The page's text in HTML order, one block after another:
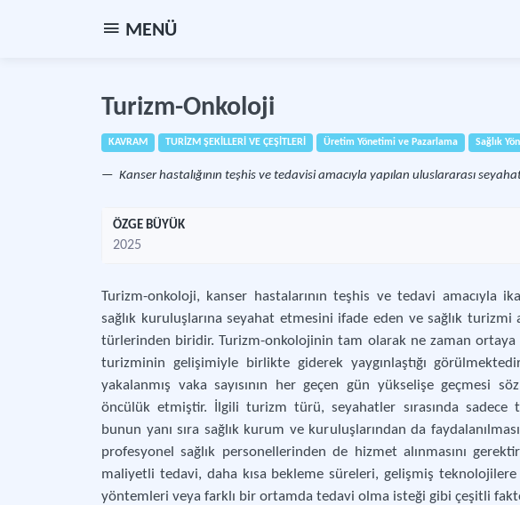
MENÜ
Turizm-Onkoloji
KAVRAM TURİZM ŞEKİLLERİ VE ÇEŞİTLERİ Üretim Yönetimi ve Pazarlama Sağlık
Kanser hastalığının teşhis ve tedavisi amacıyla yapılan uluslararası
ÖZGE BÜYÜK
2025
Turizm-onkoloji, kanser hastalarının teşhis ve tedavi amacıyla
sağlık kuruluşlarına seyahat etmesini ifade eden ve sağlık
türlerinden biridir. Turizm-onkolojinin tam olarak ne zaman ortaya
turizminin gelişimiyle birlikte giderek yaygınlaştığı
yakalanmış vaka sayısının her geçen gün yükselişe geçmesi
öncülük etmiştir. İlgili turizm türü, seyahatler sırasında sadece
bunun yanı sıra sağlık kurum ve kuruluşlarından da
profesyonel sağlık personellerinden de hizmet alınmasını
maliyetli tedavi, daha kısa bekleme süreleri, gelişmiş
yöntemleri veya farklı bir ortamda tedavi olma isteği gibi çeşitli